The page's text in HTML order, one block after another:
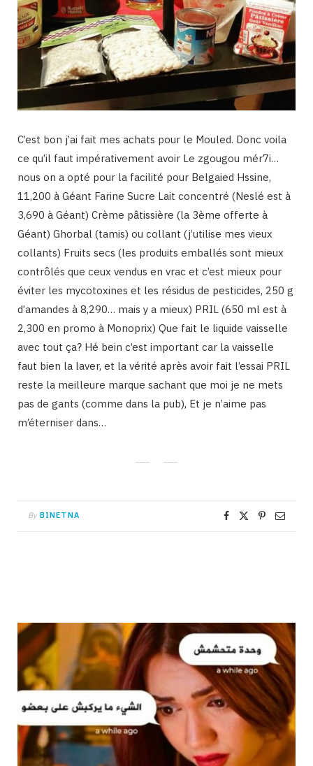
C’est bon j’ai fait mes achats pour le Mouled. Donc voila
ce qu’il faut impérativement avoir Le zgougou mér7i…
nous on a opté pour la facilité pour Belgaied Hssine,
11,200 à Géant Farine Sucre Lait concentré (Neslé est à
3,690 à Géant) Crème pâtissière (la 3ème offerte à
Géant) Ghorbal (tamis) ou collant (j’utilise mes vieux
collants) Fruits secs (les produits emballés sont mieux
contrôlés que ceux vendus en vrac et c’est mieux pour
éviter les mycotoxines et les résidus de pesticides, 250 g
d’amandes à 8,290… mais y a mieux) PRIL (650 ml est à
2,300 en promo à Monoprix) Que fait le liquide vaisselle
avec tout ça? Hé bein c’est important car la vaisselle
faut bien la laver, et la vérité après avoir fait l’essai PRIL
reste la meilleure marque sachant que moi je ne mets
pas de gants (comme dans la pub), Et je n’aime pas
m’éterniser dans…
By BINETNA